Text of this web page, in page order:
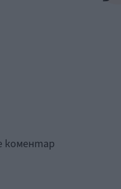
коментар